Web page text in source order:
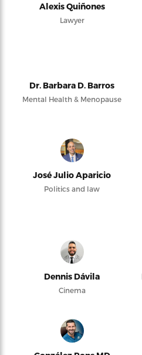
Alexis Quiñones
Lawyer
Dr. Barbara D. Barros
Mental Health & Menopause
José Julio Aparicio
Politics and law
Dennis Dávila
Cinema